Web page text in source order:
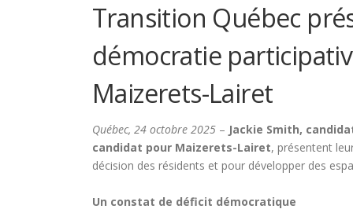
Transition Québec
démocratie
Maizerets-Lairet
Québec, 24 octobre 2025 – Jackie Smith,
candidat pour Maizerets-Lairet, présentent
décision des résidents et pour développer des
Un constat de déficit démocratique